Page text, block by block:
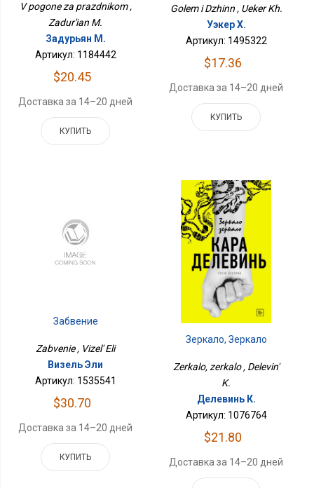
V pogone za prazdnikom ,
Zadur'ian M.
Задурьян М.
Артикул: 1184442
$20.45
Доставка за 14–20 дней
КУПИТЬ
Golem i Dzhinn , Ueker Kh.
Уэкер Х.
Артикул: 1495322
$17.36
Доставка за 14–20 дней
КУПИТЬ
Забвение
Zabvenie , Vizel' Eli
Визель Эли
Артикул: 1535541
$30.70
Доставка за 14–20 дней
КУПИТЬ
Зеркало, Зеркало
Zerkalo, zerkalo , Delevin'
K.
Делевинь К.
Артикул: 1076764
$21.80
Доставка за 14–20 дней